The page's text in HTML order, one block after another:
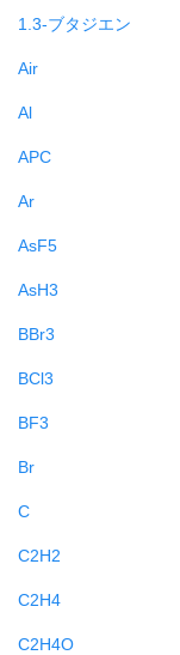
1.3-ブタジエン
Air
Al
APC
Ar
AsF5
AsH3
BBr3
BCl3
BF3
Br
C
C2H2
C2H4
C2H4O